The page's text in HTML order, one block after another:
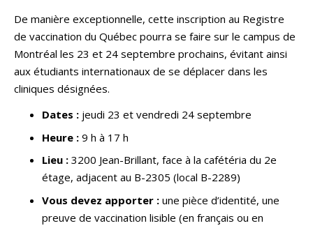
De manière exceptionnelle, cette inscription au Registre
de vaccination du Québec pourra se faire sur le campus de
Montréal les 23 et 24 septembre prochains, évitant ainsi
aux étudiants internationaux de se déplacer dans les
cliniques désignées.
Dates : jeudi 23 et vendredi 24 septembre
Heure : 9 h à 17 h
Lieu : 3200 Jean-Brillant, face à la cafétéria du 2e
étage, adjacent au B-2305 (local B-2289)
Vous devez apporter : une pièce d’identité, une
preuve de vaccination lisible (en français ou en